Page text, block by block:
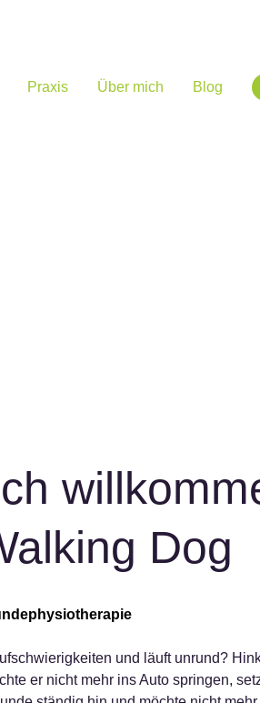
Praxis Über mich Blog
Dog
und läuft unrund?
er nicht mehr ins Auto springen,